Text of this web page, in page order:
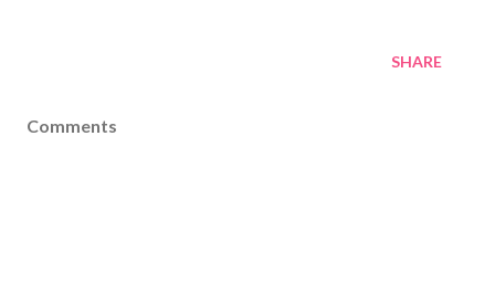
SHARE
Comments